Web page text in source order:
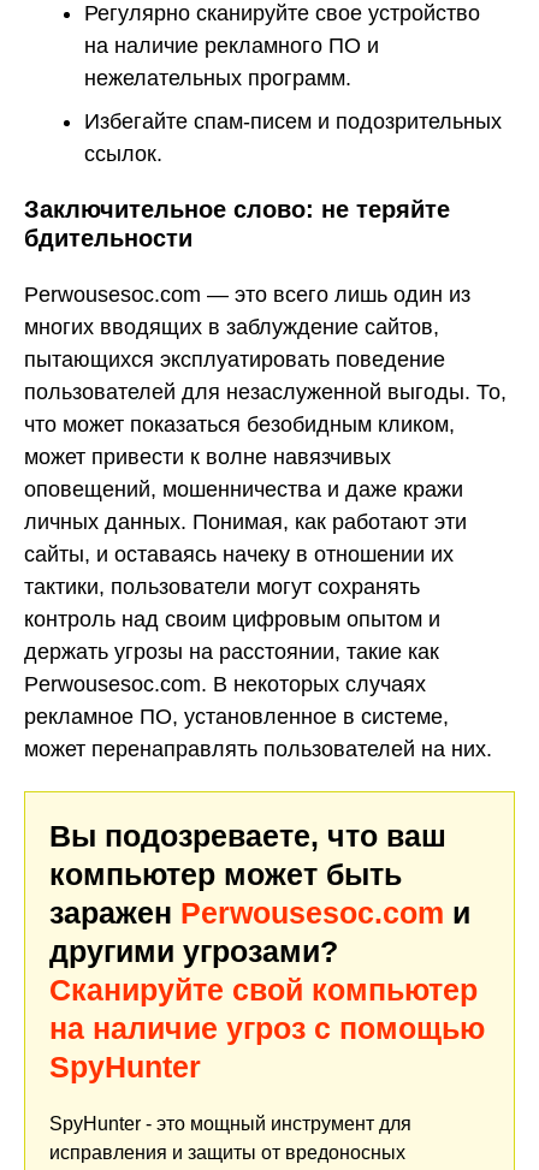
Регулярно сканируйте свое устройство
на наличие рекламного ПО и
нежелательных программ.
Избегайте спам-писем и подозрительных
ссылок.
Заключительное слово: не теряйте
бдительности
Perwousesoc.com — это всего лишь один из
многих вводящих в заблуждение сайтов,
пытающихся эксплуатировать поведение
пользователей для незаслуженной выгоды. То,
что может показаться безобидным кликом,
может привести к волне навязчивых
оповещений, мошенничества и даже кражи
личных данных. Понимая, как работают эти
сайты, и оставаясь начеку в отношении их
тактики, пользователи могут сохранять
контроль над своим цифровым опытом и
держать угрозы на расстоянии, такие как
Perwousesoc.com. В некоторых случаях
рекламное ПО, установленное в системе,
может перенаправлять пользователей на них.
Вы подозреваете, что ваш
компьютер может быть
заражен Perwousesoc.com и
другими угрозами?
Сканируйте свой компьютер
на наличие угроз с помощью
SpyHunter
SpyHunter - это мощный инструмент для
исправления и защиты от вредоносных